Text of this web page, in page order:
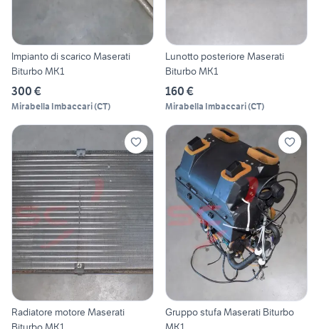
Impianto di scarico Maserati
Biturbo MK1
300 €
Mirabella Imbaccari(CT)
Lunotto posteriore Maserati
Biturbo MK1
160 €
Mirabella Imbaccari(CT)
Radiatore motore Maserati
Gruppo stufa Maserati Biturbo